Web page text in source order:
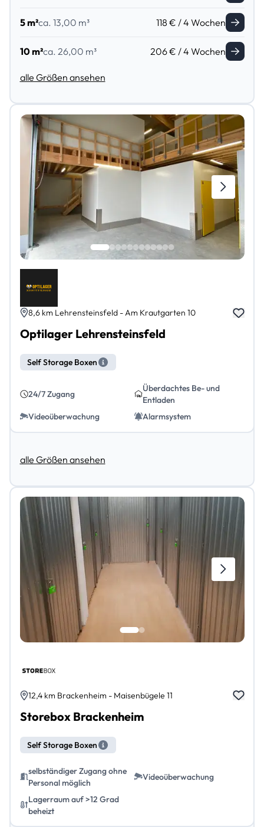
5 m²ca. 13,00 m³ 118 € / 4 Wochen
10 m²ca. 26,00 m³ 206 € / 4 Wochen
alle Größen ansehen
8,6 km Lehrensteinsfeld - Am Krautgarten 10
Optilager Lehrensteinsfeld
Self Storage Boxen
24/7 Zugang
Überdachtes Be- und
Entladen
Videoüberwachung
Alarmsystem
alle Größen ansehen
12,4 km Brackenheim - Maisenbügele 11
Storebox Brackenheim
Self Storage Boxen
selbständiger Zugang ohne
Personal möglich
Videoüberwachung
Lagerraum auf >12 Grad
beheizt